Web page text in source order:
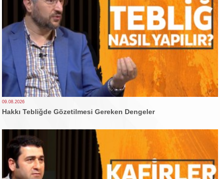
09.08.2026
Hakkı Tebliğde Gözetilmesi Gereken Dengeler